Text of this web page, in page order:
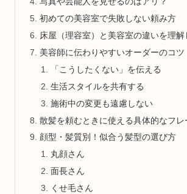
初めての美容室で失敗しない頼み方
床屋（理容室）と美容室の違いを理解
美容師に伝わりやすいオーダーのコツ
「こうしたくない」を伝える
生活スタイルを共有する
施術中の変更も遠慮しない
散髪を頼むときに使える具体的なフレ
顔型・髪質別！似合う髪型の選び方
丸顔さん
面長さん
くせ毛さん